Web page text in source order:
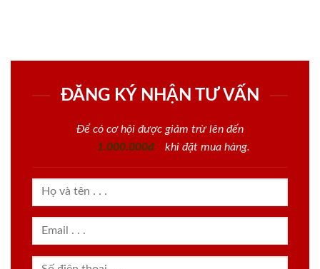
ĐĂNG KÝ NHẬN TƯ VẤN
Để có cơ hội được giảm trừ lên đến
1.000.000đ
khi đặt mua hàng.